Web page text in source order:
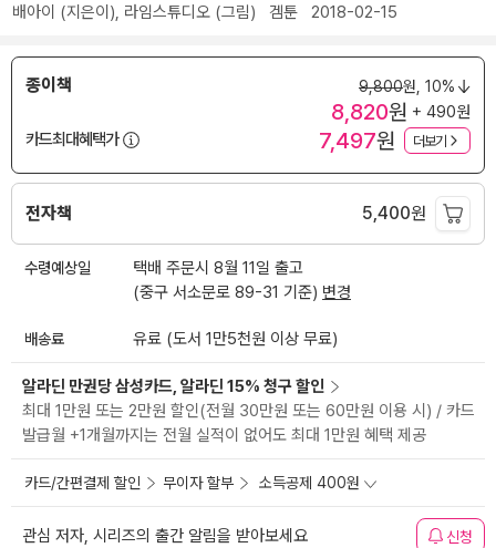
배아이 (지은이), 라임스튜디오 (그림) 겜툰 2018-02-15
종이책 9,800원, 10%
8,820원 + 490원
카드최대혜택가
7,497원 더보기
전자책 5,400원
수령예상일
택배 주문시 8월 11일 출고
(중구 서소문로 89-31 기준) 변경
배송료 유료 (도서 1만5천원 이상 무료)
알라딘 만권당 삼성카드, 알라딘 15% 청구 할인
최대 1만원 또는 2만원 할인(전월 30만원 또는 60만원 이용 시) / 카드
발급월 +1개월까지는 전월 실적이 없어도 최대 1만원 혜택 제공
카드/간편결제 할인 무이자 할부 소득공제 400원
관심 저자, 시리즈의 출간 알림을 받아보세요 신청